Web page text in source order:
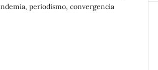
periodismo, convergencia